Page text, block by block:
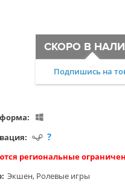
СКОРО В
Подпишись на
?
региональные
Экшен, Ролевые игры